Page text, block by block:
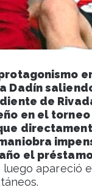
Dadín
de
en el
el
apareció